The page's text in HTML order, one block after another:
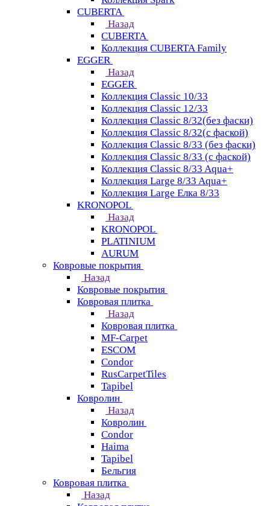
CUBERTA
Назад
CUBERTA
Коллекция CUBERTA Family
EGGER
Назад
EGGER
Коллекция Classic 10/33
Коллекция Classic 12/33
Коллекция Classic 8/32(без фаски)
Коллекция Classic 8/32(с фаской)
Коллекция Classic 8/33 (без фаски)
Коллекция Classic 8/33 (с фаской)
Коллекция Classic 8/33 Aqua+
Коллекция Large 8/33 Aqua+
Коллекция Large Елка 8/33
KRONOPOL
Назад
KRONOPOL
PLATINIUM
AURUM
Ковровые покрытия
Назад
Ковровые покрытия
Ковровая плитка
Назад
Ковровая плитка
MF-Carpet
ESCOM
Condor
RusCarpetTiles
Tapibel
Ковролин
Назад
Ковролин
Condor
Haima
Tapibel
Бельгия
Ковровая плитка
Назад